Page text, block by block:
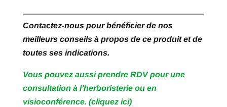
Contactez-nous pour bénéficier de nos
meilleurs conseils à propos de ce produit et de
toutes ses indications.
Vous pouvez aussi prendre RDV pour une
consultation à l’herboristerie ou en
visioconférence. (cliquez ici)